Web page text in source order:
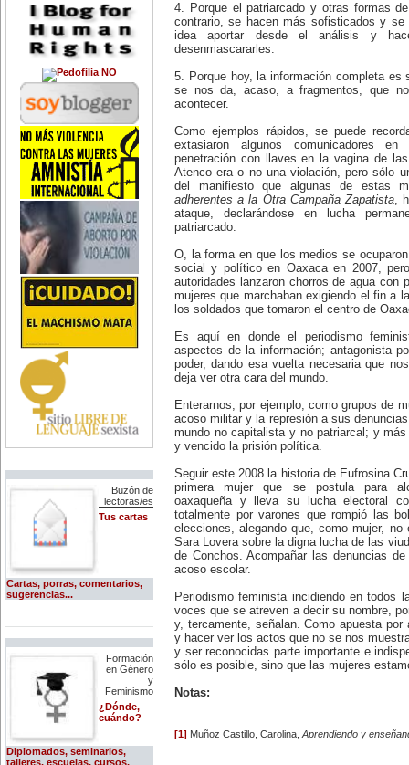
destaca 'Gracias a la Vida'.
-Día Mundial contra el Cáncer.
5 de febrero:
Día de la Promulgación de la
Constitución Mexicana.
6 de febrero:
Día contra la Mutilación Genital
Femenina (Ablación).
7 de febrero:
La inglesa Ellen McArthur da la
vuelta al mundo en velero en 72
días, 14 horas, rompiendo récord
mundial (2005).
10 de febrero:
A la edad de 30 años se suicida la
poeta y novelista estadounidense
Silvia Plath (1932-1963), una de
las figuras más relevantes del
panorama literario de Estados
Unidos. La esclavitud de la
condición femenina y la pasión de
la inspiración poética, fueron
temas recurrentes en su escritura.
11 de febrero:
Antonieta Rivas Mercado (1900-
1931), escritora y destacada
promotora cultural mexicana, pone
fin a su vida. Su nombre está
ligado a una época de
efervescencia política y cultural.
-Día Internacional del Enfermo y la
Enferma.
12 de febrero:
Nace Lou Andreas-Salomé (1861-
1937), filósofa alemana, discípula
de Freud y amiga de Nietzsche.
Interesada por la historia de las
religiones y del arte, la filosofía y
Psicoanalítica de Viena. Su
relación con Nietzsche duró cerca
de 43 años y fue básicamente
platónica. Tuvo una relación
pasional con el poeta Rainer
María Rilke.
Nace, en Nueva York, Susan
Sontag (1933), una de las figuras
intelectuales de mayor peso de
el ensayo y la crítica de arte y
cine. Es conocida por su activa
en una mordaz opositora del
gobierno de Bush.
21 de febrero:
A los 54 años muere la escritora
inglesa Mary Shelley (1797-1851),
autora de 'Frankenstein' o el
novela clásica del género gótico.
También escribió la novela
Noticias Inter Press Service
Diarios del mundo:
Clarín (Argentina)
Corriere della Sera (Italia)
Chasqui. Revista
Latinoamericana de
Comunicación
Editor and Publisher
El País (España)
El Universal (México)
Excélsior (México)
Intercambio Internacional por
la Libertad de Expresión (IFEX)
La Jornada (México)
Le Monde (Francia)
O Globo (Brasil)
Periodismo.com (España)
The Guardian (Gran Bretaña)
The New York Times
Revistas de comunicación y
periodismo:
Proceso (México)
México)
Revista Mexicana de
Buzón de
lectoras/es
Tus cartas
Cartas, porras, comentarios,
sugerencias...
Formación
en Género
y
Feminismo
¿Dónde,
cuándo?
Diplomados, seminarios,
talleres, escuelas, cursos,
4. Porque el patriarcado y otras formas
contrario, se hacen más sofisticados y
idea aportar desde el análisis y
desenmascararles.
5. Porque hoy, la información completa
se nos da, acaso, a fragmentos, que
acontecer.
Como ejemplos rápidos, se puede
extasiaron algunos comunicadores
penetración con llaves en la vagina de
Atenco era o no una violación, pero sólo
del manifiesto que algunas de estas
adherentes a la Otra Campaña Zapatista,
ataque, declarándose en lucha
patriarcado.
O, la forma en que los medios se
social y político en Oaxaca en 2007,
autoridades lanzaron chorros de agua con
mujeres que marchaban exigiendo el fin a
los soldados que tomaron el centro de
Es aquí en donde el periodismo
aspectos de la información; antagonista
poder, dando esa vuelta necesaria que
deja ver otra cara del mundo.
Enterarnos, por ejemplo, como grupos de
acoso militar y la represión a sus
mundo no capitalista y no patriarcal; y
y vencido la prisión política.
Seguir este 2008 la historia de Eufrosina
primera mujer que se postula para
oaxaqueña y lleva su lucha electoral
totalmente por varones que rompió las
elecciones, alegando que, como mujer, no
Sara Lovera sobre la digna lucha de las
de Conchos. Acompañar las denuncias
acoso escolar.
Periodismo feminista incidiendo en todos
voces que se atreven a decir su nombre,
y, tercamente, señalan. Como apuesta
y hacer ver los actos que no se nos
y ser reconocidas parte importante e
sólo es posible, sino que las mujeres
Notas:
[1] Muñoz Castillo, Carolina, Aprendiendo y